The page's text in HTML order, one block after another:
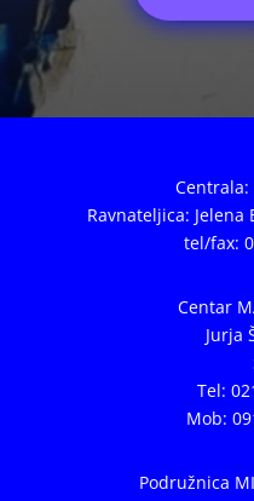
Centrala:
Ravnateljica: Jelena
tel/fax:
Centar
Jurja
Tel:
Mob:
Podružnica